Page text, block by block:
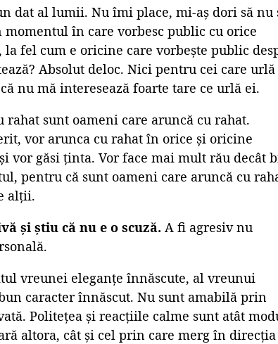
dat al lumii. Nu îmi place, mi-aș dori să nu
în care vorbesc public cu orice
fel cum e oricine care vorbește public
Absolut deloc. Nici pentru cei care urlă
nu mă interesează foarte tare ce urlă ei.
rahat sunt oameni care aruncă cu rahat.
vor arunca cu rahat în orice și oricine
vor găsi ținta. Vor face mai mult rău decât
pentru că sunt oameni care aruncă cu
alții.
și știu că nu e o scuză. A fi agresiv nu
vreunei eleganțe înnăscute, al vreunui
caracter înnăscut. Nu sunt amabilă prin
Politețea și reacțiile calme sunt atât
altora, cât și cel prin care merg în direcția